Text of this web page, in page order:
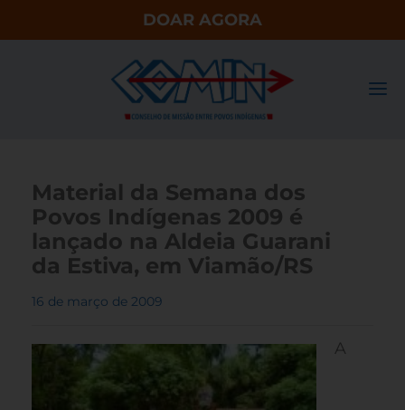
DOAR AGORA
Material da Semana dos
Povos Indígenas 2009 é
lançado na Aldeia Guarani
da Estiva, em Viamão/RS
16 de março de 2009
A